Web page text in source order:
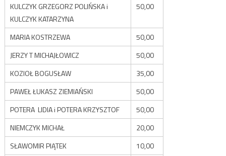
KULCZYK GRZEGORZ POLIŃSKA i
KULCZYK KATARZYNA
50,00
MARIA KOSTRZEWA
50,00
JERZY T MICHAJŁOWICZ
50,00
KOZIOŁ BOGUSŁAW
35,00
PAWEŁ ŁUKASZ ZIEMIAŃSKI
50,00
POTERA LIDIA i POTERA KRZYSZTOF
50,00
NIEMCZYK MICHAŁ
20,00
SŁAWOMIR PIĄTEK
10,00